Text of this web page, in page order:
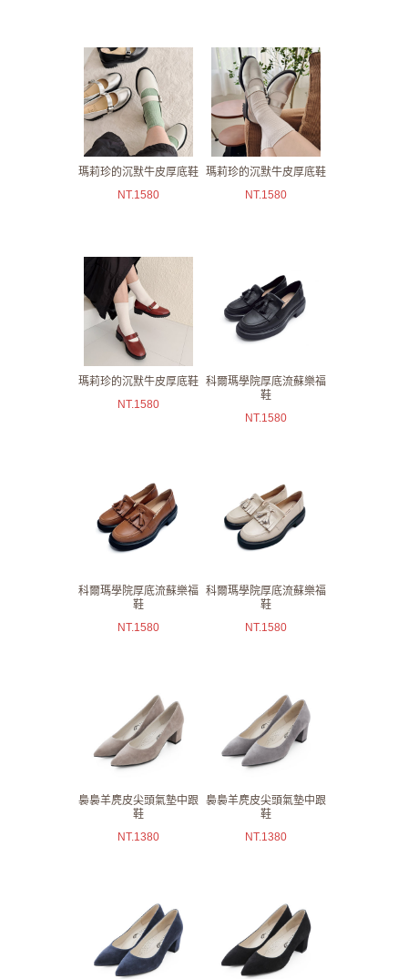
瑪莉珍的沉默牛皮厚底鞋
NT.1580
瑪莉珍的沉默牛皮厚底鞋
NT.1580
瑪莉珍的沉默牛皮厚底鞋
NT.1580
科爾瑪學院厚底流蘇樂福
鞋
NT.1580
科爾瑪學院厚底流蘇樂福
鞋
NT.1580
科爾瑪學院厚底流蘇樂福
鞋
NT.1580
裊裊羊麂皮尖頭氣墊中跟
鞋
NT.1380
裊裊羊麂皮尖頭氣墊中跟
鞋
NT.1380